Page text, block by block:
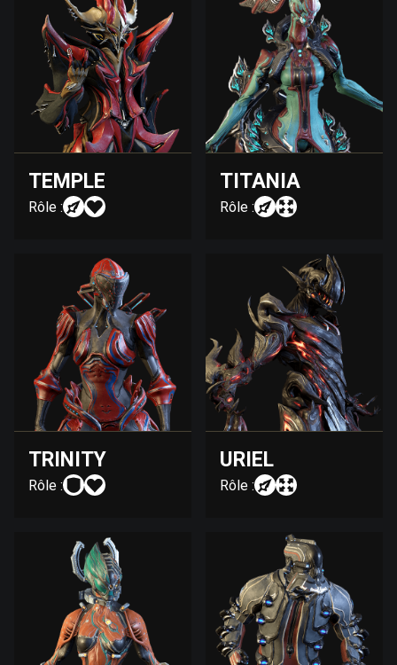
TEMPLE
Rôle :
TITANIA
Rôle :
TRINITY
Rôle :
URIEL
Rôle :